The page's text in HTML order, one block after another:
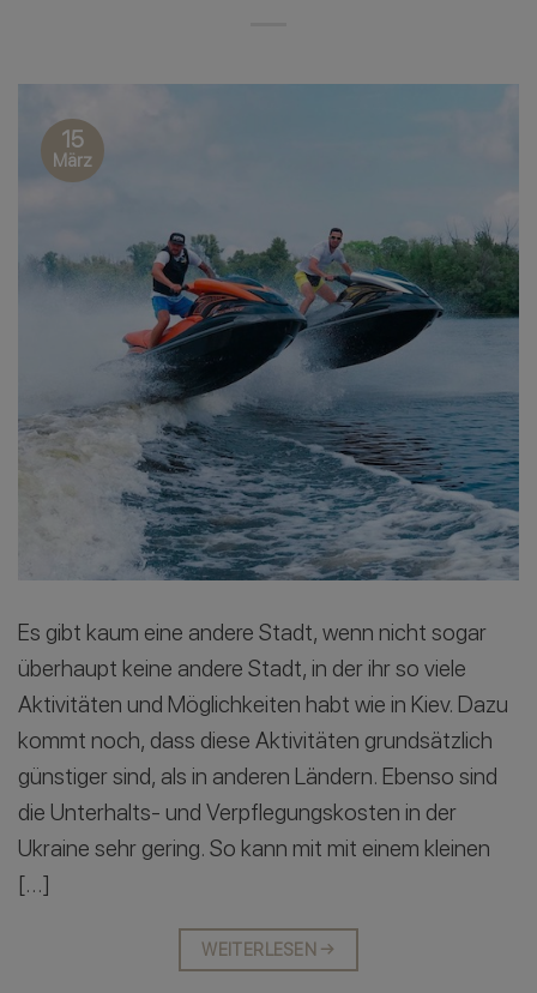
15
März
Es gibt kaum eine andere Stadt, wenn nicht sogar
überhaupt keine andere Stadt, in der ihr so viele
Aktivitäten und Möglichkeiten habt wie in Kiev. Dazu
kommt noch, dass diese Aktivitäten grundsätzlich
günstiger sind, als in anderen Ländern. Ebenso sind
die Unterhalts- und Verpflegungskosten in der
Ukraine sehr gering. So kann mit mit einem kleinen
[…]
WEITERLESEN →